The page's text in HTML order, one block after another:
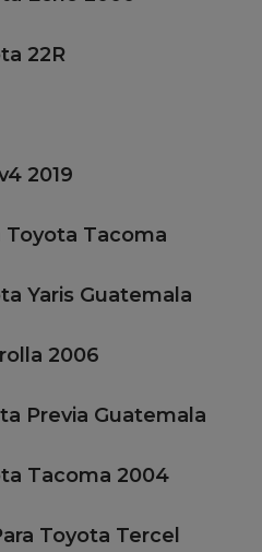
22R
2019
Toyota Tacoma
Yaris Guatemala
2006
Previa Guatemala
Tacoma 2004
Toyota Tercel